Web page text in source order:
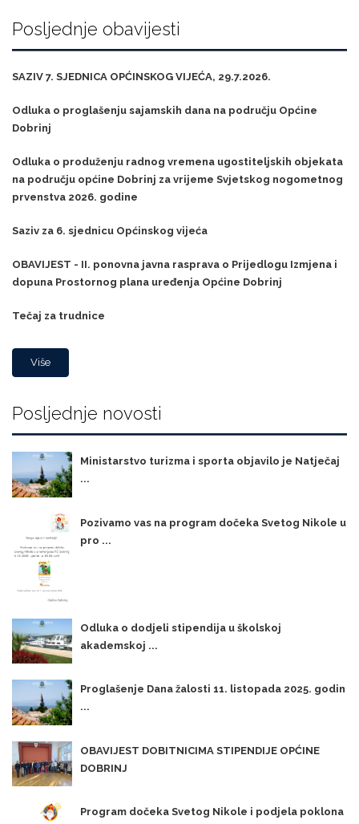
Posljednje obavijesti
SAZIV 7. SJEDNICA OPĆINSKOG VIJEĆA, 29.7.2026.
Odluka o proglašenju sajamskih dana na području Općine
Dobrinj
Odluka o produženju radnog vremena ugostiteljskih objekata
na području općine Dobrinj za vrijeme Svjetskog nogometnog
prvenstva 2026. godine
Saziv za 6. sjednicu Općinskog vijeća
OBAVIJEST - II. ponovna javna rasprava o Prijedlogu Izmjena i
dopuna Prostornog plana uređenja Općine Dobrinj
Tečaj za trudnice
Više
Posljednje novosti
Ministarstvo turizma i sporta objavilo je Natječaj
...
Pozivamo vas na program dočeka Svetog Nikole u
pro ...
Odluka o dodjeli stipendija u školskoj
akademskoj ...
Proglašenje Dana žalosti 11. listopada 2025. godin
...
OBAVIJEST DOBITNICIMA STIPENDIJE OPĆINE
DOBRINJ
Program dočeka Svetog Nikole i podjela poklona